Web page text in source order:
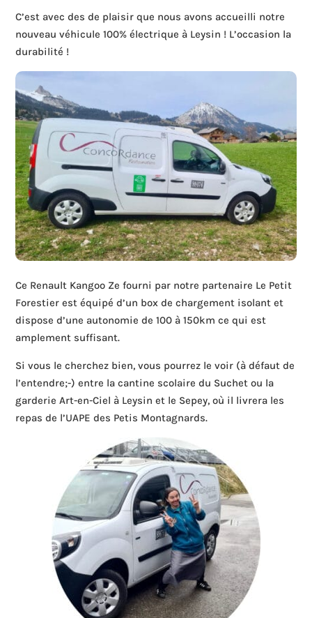
C’est avec des de plaisir que nous avons accueilli notre
nouveau véhicule 100% électrique à Leysin ! L’occasion la
durabilité !
Ce Renault Kangoo Ze fourni par notre partenaire Le Petit
Forestier est équipé d’un box de chargement isolant et
dispose d’une autonomie de 100 à 150km ce qui est
amplement suffisant.
Si vous le cherchez bien, vous pourrez le voir (à défaut de
l’entendre;-) entre la cantine scolaire du Suchet ou la
garderie Art-en-Ciel à Leysin et le Sepey, où il livrera les
repas de l’UAPE des Petis Montagnards.